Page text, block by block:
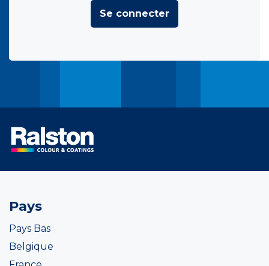
Se connecter
Pays
Pays Bas
Belgique